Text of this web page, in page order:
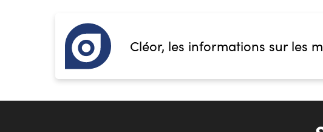
Cléor, les informations sur les